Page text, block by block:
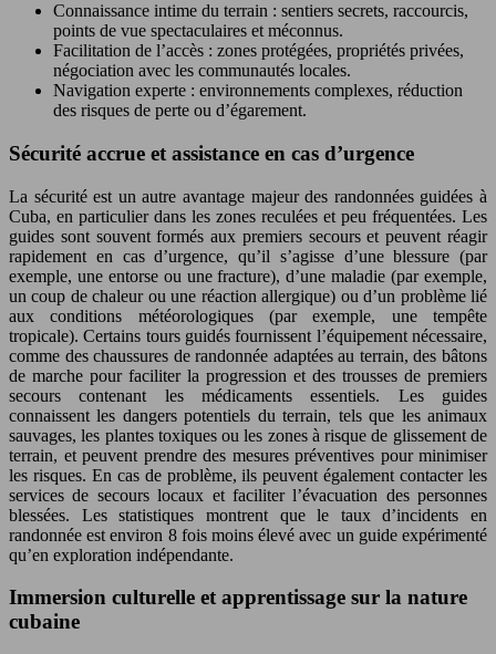
Connaissance intime du terrain : sentiers secrets, raccourcis,
points de vue spectaculaires et méconnus.
Facilitation de l’accès : zones protégées, propriétés privées,
négociation avec les communautés locales.
Navigation experte : environnements complexes, réduction
des risques de perte ou d’égarement.
Sécurité accrue et assistance en cas d’urgence
La sécurité est un autre avantage majeur des randonnées guidées à
Cuba, en particulier dans les zones reculées et peu fréquentées. Les
guides sont souvent formés aux premiers secours et peuvent réagir
rapidement en cas d’urgence, qu’il s’agisse d’une blessure (par
exemple, une entorse ou une fracture), d’une maladie (par exemple,
un coup de chaleur ou une réaction allergique) ou d’un problème lié
aux conditions météorologiques (par exemple, une tempête
tropicale). Certains tours guidés fournissent l’équipement nécessaire,
comme des chaussures de randonnée adaptées au terrain, des bâtons
de marche pour faciliter la progression et des trousses de premiers
secours contenant les médicaments essentiels. Les guides
connaissent les dangers potentiels du terrain, tels que les animaux
sauvages, les plantes toxiques ou les zones à risque de glissement de
terrain, et peuvent prendre des mesures préventives pour minimiser
les risques. En cas de problème, ils peuvent également contacter les
services de secours locaux et faciliter l’évacuation des personnes
blessées. Les statistiques montrent que le taux d’incidents en
randonnée est environ 8 fois moins élevé avec un guide expérimenté
qu’en exploration indépendante.
Immersion culturelle et apprentissage sur la nature
cubaine